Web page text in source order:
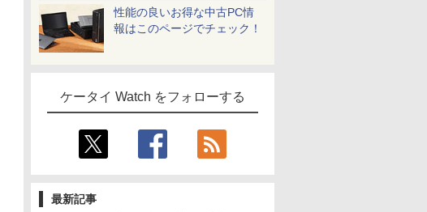
性能の良いお得な中古PC情
報はこのページでチェック！
ケータイ Watch をフォローする
最新記事